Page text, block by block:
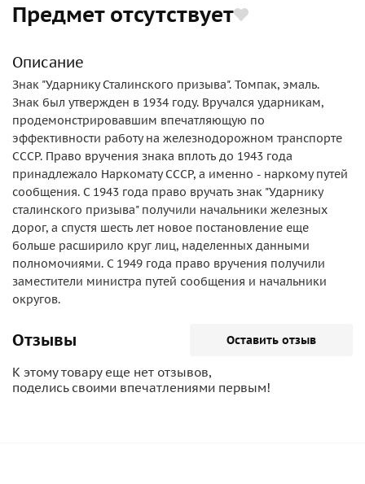
Предмет отсутствует
Описание
Знак "Ударнику Сталинского призыва". Томпак, эмаль.
Знак был утвержден в 1934 году. Вручался ударникам,
продемонстрировавшим впечатляющую по
эффективности работу на железнодорожном транспорте
СССР. Право вручения знака вплоть до 1943 года
принадлежало Наркомату СССР, а именно - наркому путей
сообщения. С 1943 года право вручать знак "Ударнику
сталинского призыва" получили начальники железных
дорог, а спустя шесть лет новое постановление еще
больше расширило круг лиц, наделенных данными
полномочиями. С 1949 года право вручения получили
заместители министра путей сообщения и начальники
округов.
Отзывы Оставить отзыв
К этому товару еще нет отзывов,
поделись своими впечатлениями первым!